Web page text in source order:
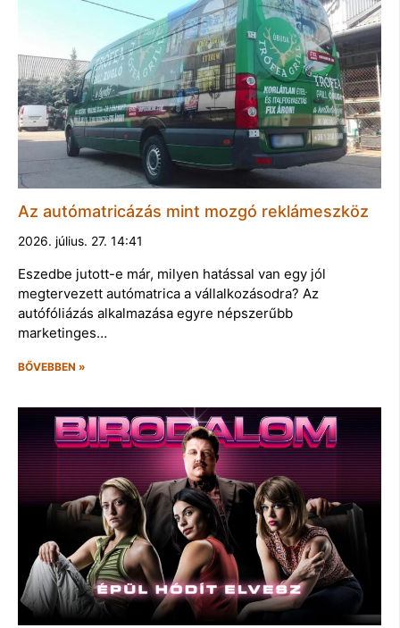
Az autómatricázás mint mozgó reklámeszköz
2026. július. 27. 14:41
Eszedbe jutott-e már, milyen hatással van egy jól
megtervezett autómatrica a vállalkozásodra? Az
autófóliázás alkalmazása egyre népszerűbb
marketinges…
BŐVEBBEN »